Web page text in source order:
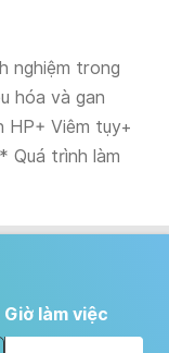
nghiệm trong
hóa và gan
HP+ Viêm tụy+
Quá trình làm
Giờ làm việc